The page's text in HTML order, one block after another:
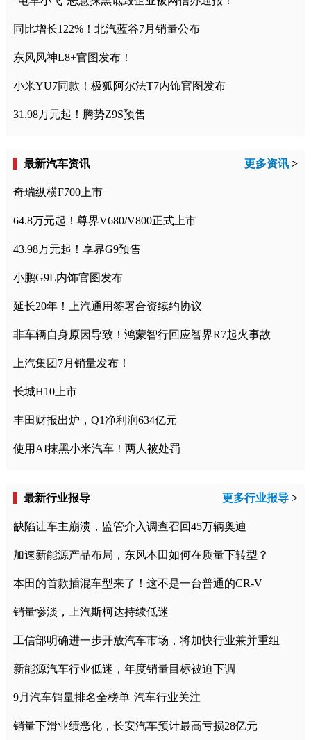
同比增长122%！北汽蓝谷7月销量公布
东风风神L8+官图发布！
小米YU7同款！极狐阿尔法T7内饰官图发布
31.98万元起！腾势Z9S预售
最新汽车资讯 更多资讯 >
奇瑞纵横F700上市
64.8万元起！尊界V680/V800正式上市
43.98万元起！享界G9预售
小鹏G9L内饰官图发布
延长20年！上汽通用签署合资续约协议
非车辆自身原因导致！鸿蒙智行回应智界R7起火事故
上汽集团7月销量发布！
长城H10上市
丰田财报出炉，Q1净利润634亿元
使用AI抹黑小米汽车！两人被处罚
最新行业报导 更多行业报导 >
缺陷让车主崩溃，监管介入调查召回45万辆奥迪
加速新能源产品布局，东风本田如何在质量下转型？
本田的首款插混车型来了！这不是一台普通的CR-V
销量惨淡，上汽斯柯达持续低迷
工信部明确进一步开放汽车市场，将加快行业兼并重组
新能源汽车行业低迷，年度销量目标被迫下调
9月汽车销量排名全榜单||汽车行业关注
销量下滑业绩恶化，长安汽车预计最高亏损28亿元